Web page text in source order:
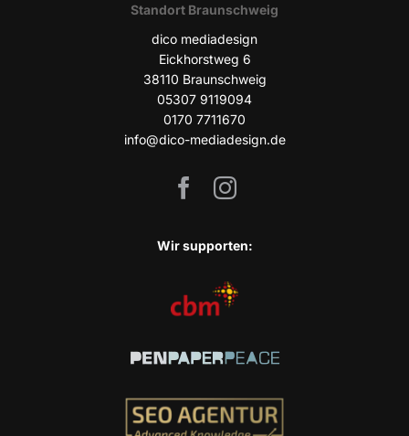
Stand­ort Braunschweig
dico media­de­sign
Eick­horst­weg 6
38110 Braun­schweig
05307 9119094
0170 7711670
info@dico-mediadesign.de
Wir sup­port­en: